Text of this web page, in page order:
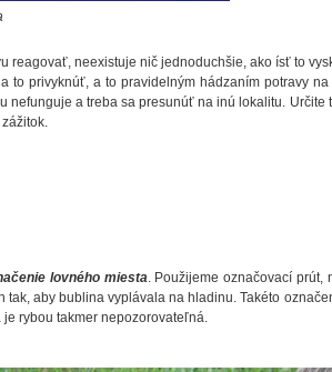
reagovať, neexistuje nič jednoduchšie, ako ísť to
to privyknúť, a to pravidelným hádzaním potravy
nefunguje a treba sa presunúť na inú lokalitu.
lovného miesta. Použijeme označovací prút,
aby bublina vyplávala na hladinu. Takéto
rybou takmer nepozorovateľná.